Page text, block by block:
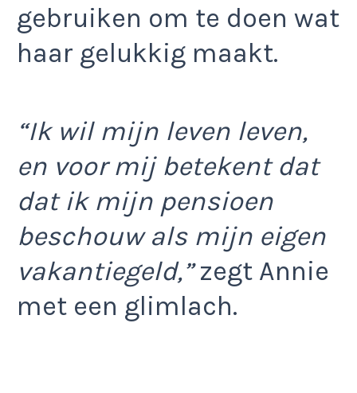
gebruiken om te doen wat
haar gelukkig maakt.
“Ik wil mijn leven leven,
en voor mij betekent dat
dat ik mijn pensioen
beschouw als mijn eigen
vakantiegeld,”zegt Annie
met een glimlach.